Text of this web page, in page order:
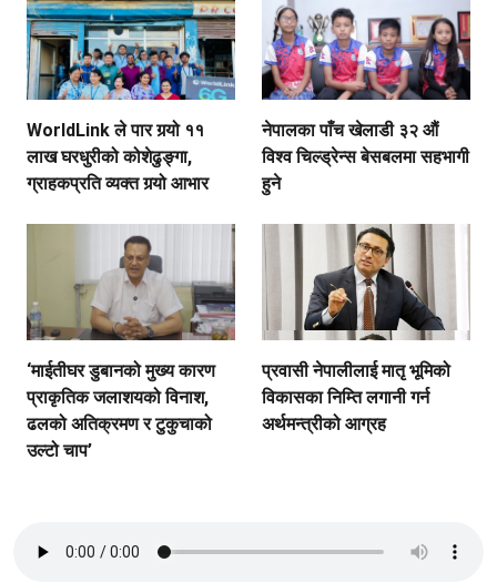
WorldLink ले पार गर्‍यो ११
लाख घरधुरीको कोशेढुङ्गा,
ग्राहकप्रति व्यक्त गर्‍यो आभार
नेपालका पाँच खेलाडी ३२ औं
विश्व चिल्ड्रेन्स बेसबलमा सहभागी
हुने
‘माईतीघर डुबानको मुख्य कारण
प्राकृतिक जलाशयको विनाश,
ढलको अतिक्रमण र टुकुचाको
उल्टो चाप’
प्रवासी नेपालीलाई मातृ भूमिको
विकासका निम्ति लगानी गर्न
अर्थमन्त्रीको आग्रह